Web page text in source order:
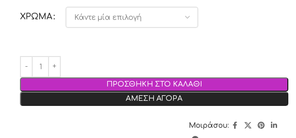
ΧΡΩΜΑ
ΠΡΟΣΘΗΚΗ ΣΤΟ ΚΑΛΑΘΙ
ΑΜΕΣΗ ΑΓΟΡΑ
Μοιράσου: